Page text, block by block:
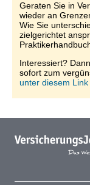
Geraten Sie in
wieder an
Wie Sie
zielgerichtet
Interessiert?
sofort zum
unter diesem Link